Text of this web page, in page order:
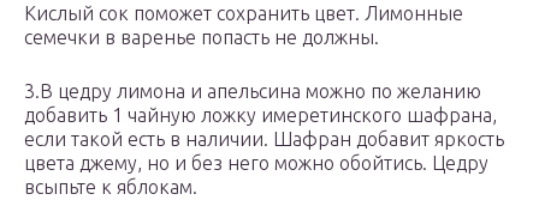
Кислый сок поможет сохранить цвет. Лимонные
семечки в варенье попасть не должны.
3.В цедру лимона и апельсина можно по желанию
добавить 1 чайную ложку имеретинского шафрана,
если такой есть в наличии. Шафран добавит яркость
цвета джему, но и без него можно обойтись. Цедру
всыпьте к яблокам.